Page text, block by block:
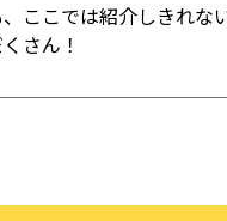
ここでは紹介しきれな
さん！